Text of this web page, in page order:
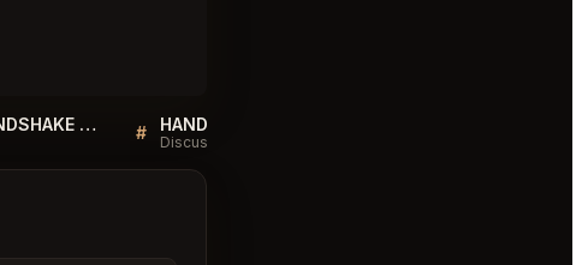
Sellers QA for HANDSHAKE SPEAKEASY Roma Norte # Discussie